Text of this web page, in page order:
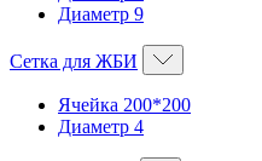
Диаметр 9
Сетка для ЖБИ
Ячейка 200*200
Диаметр 4